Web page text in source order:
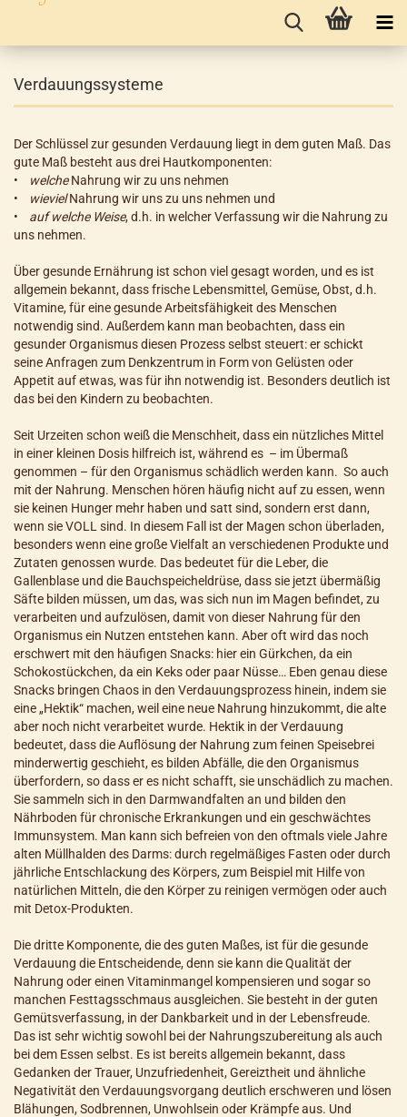
Verdauungssysteme
Der Schlüssel zur gesunden Verdauung liegt in dem guten Maß. Das
gute Maß besteht aus drei Hautkomponenten:
•
welcheNahrung wir zu uns nehmen
•
wievielNahrung wir uns zu uns nehmen und
• auf welche Weise, d.h. in welcher Verfassung wir die Nahrung zu
uns nehmen.
Über gesunde Ernährung ist schon viel gesagt worden, und es ist
allgemein bekannt, dass frische Lebensmittel, Gemüse, Obst, d.h.
Vitamine, für eine gesunde Arbeitsfähigkeit des Menschen
notwendig sind. Außerdem kann man beobachten, dass ein
gesunder Organismus diesen Prozess selbst steuert: er schickt
seine Anfragen zum Denkzentrum in Form von Gelüsten oder
Appetit auf etwas, was für ihn notwendig ist. Besonders deutlich ist
das bei den Kindern zu beobachten.
Seit Urzeiten schon weiß die Menschheit, dass ein nützliches Mittel
in einer kleinen Dosis hilfreich ist, während es – im Übermaß
genommen – für den Organismus schädlich werden kann. So auch
mit der Nahrung. Menschen hören häufig nicht auf zu essen, wenn
sie keinen Hunger mehr haben und satt sind, sondern erst dann,
wenn sie VOLL sind. In diesem Fall ist der Magen schon überladen,
besonders wenn eine große Vielfalt an verschiedenen Produkte und
Zutaten genossen wurde. Das bedeutet für die Leber, die
Gallenblase und die Bauchspeicheldrüse, dass sie jetzt übermäßig
Säfte bilden müssen, um das, was sich nun im Magen befindet, zu
verarbeiten und aufzulösen, damit von dieser Nahrung für den
Organismus ein Nutzen entstehen kann. Aber oft wird das noch
erschwert mit den häufigen Snacks: hier ein Gürkchen, da ein
Schokostückchen, da ein Keks oder paar Nüsse… Eben genau diese
Snacks bringen Chaos in den Verdauungsprozess hinein, indem sie
eine „Hektik“ machen, weil eine neue Nahrung hinzukommt, die alte
aber noch nicht verarbeitet wurde. Hektik in der Verdauung
bedeutet, dass die Auflösung der Nahrung zum feinen Speisebrei
minderwertig geschieht, es bilden Abfälle, die den Organismus
überfordern, so dass er es nicht schafft, sie unschädlich zu machen.
Sie sammeln sich in den Darmwandfalten an und bilden den
Nährboden für chronische Erkrankungen und ein geschwächtes
Immunsystem. Man kann sich befreien von den oftmals viele Jahre
alten Müllhalden des Darms: durch regelmäßiges Fasten oder durch
jährliche Entschlackung des Körpers, zum Beispiel mit Hilfe von
natürlichen Mitteln, die den Körper zu reinigen vermögen oder auch
mit Detox-Produkten.
Die dritte Komponente, die des guten Maßes, ist für die gesunde
Verdauung die Entscheidende, denn sie kann die Qualität der
Nahrung oder einen Vitaminmangel kompensieren und sogar so
manchen Festtagsschmaus ausgleichen. Sie besteht in der guten
Gemütsverfassung, in der Dankbarkeit und in der Lebensfreude.
Das ist sehr wichtig sowohl bei der Nahrungszubereitung als auch
bei dem Essen selbst. Es ist bereits allgemein bekannt, dass
Gedanken der Trauer, Unzufriedenheit, Gereiztheit und ähnliche
Negativität den Verdauungsvorgang deutlich erschweren und lösen
Blähungen, Sodbrennen, Unwohlsein oder Krämpfe aus. Und